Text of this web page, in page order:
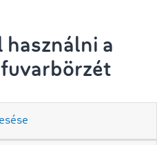
a